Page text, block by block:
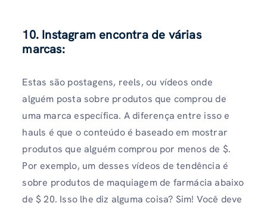
10. Instagram encontra de várias
marcas:
Estas são postagens, reels, ou vídeos onde
alguém posta sobre produtos que comprou de
uma marca específica. A diferença entre isso e
hauls é que o conteúdo é baseado em mostrar
produtos que alguém comprou por menos de $.
Por exemplo, um desses vídeos de tendência é
sobre produtos de maquiagem de farmácia abaixo
de $ 20. Isso lhe diz alguma coisa? Sim! Você deve